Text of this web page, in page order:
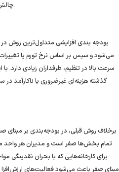
چالش‌های خاص خود را دارد و انتخاب درست آن می‌تواند کارایی سیستم مالی را به شدت افزایش دهد.
بودجه ‌بندی افزایشی متداول‌ترین روش در
می‌شود و سپس بر اساس نرخ تورم یا
سرعت بالا در تنظیم، طرفداران زیادی دارد.
گذشته هزینه‌ای غیرضروری یا ناکارآمد
برخلاف روش قبلی، در بودجه‌بندی بر مبنای
تمام بخش‌ها صفر است و مدیران هر واحد
برای کارخانه‌هایی که با بحران نقدینگی
مبنای صفر باعث می‌شود فعالیت‌های ارزش‌افزا